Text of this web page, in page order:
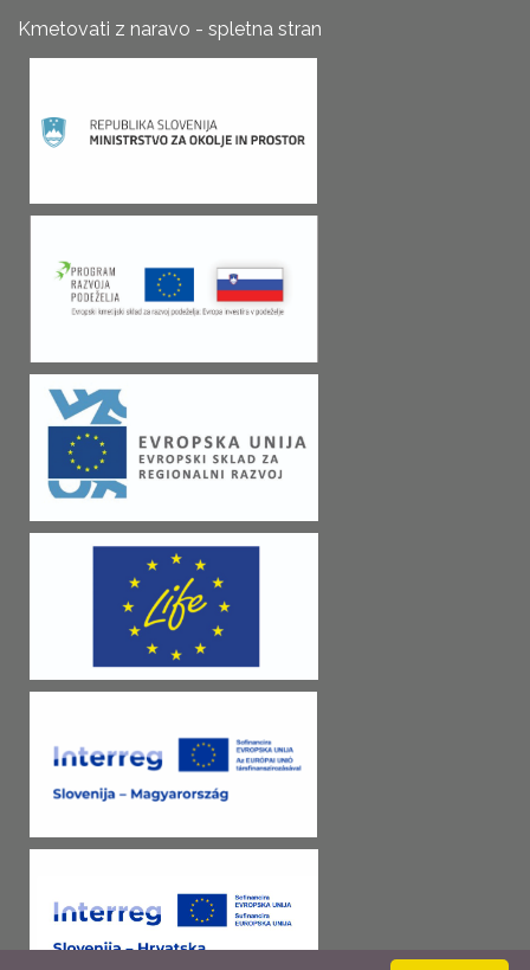
Kmetovati z naravo - spletna stran